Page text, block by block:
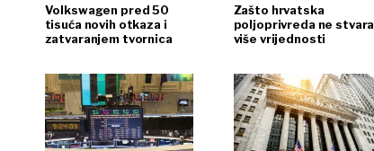
Volkswagen pred 50
tisuća novih otkaza i
zatvaranjem tvornica
Zašto hrvatska
poljoprivreda ne stvara
više vrijednosti